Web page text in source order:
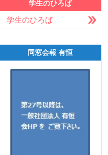
学生のひろば
学生のひろば
同窓会報 有恒